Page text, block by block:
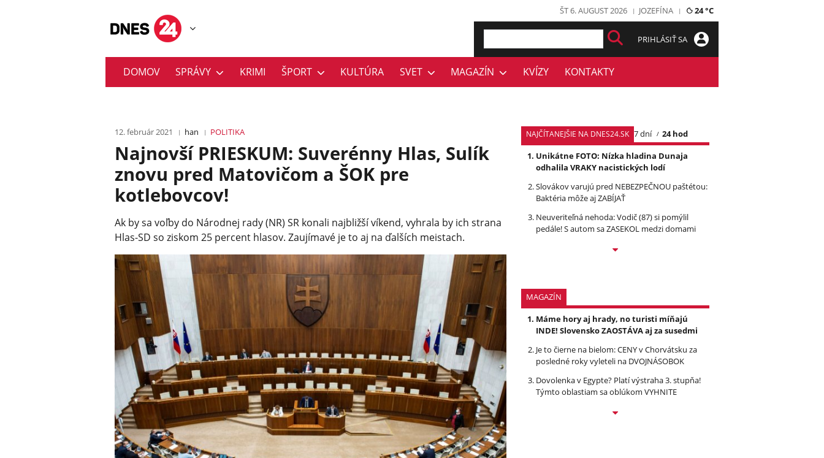
ŠT 6. AUGUST 2026 JOZEFÍNA 24 °C
PRIHLÁSIŤ SA
DOMOV SPRÁVY KRIMI ŠPORT KULTÚRA SVET MAGAZÍN KVÍZY KONTAKTY
12. február 2021 han POLITIKA
Najnovší PRIESKUM: Suverénny Hlas, Sulík
znovu pred Matovičom a ŠOK pre
kotlebovcov!
Ak by sa voľby do Národnej rady (NR) SR konali najbližší víkend, vyhrala by ich strana
Hlas-SD so ziskom 25 percent hlasov. Zaujímavé je to aj na ďalších meistach.
NAJČÍTANEJŠIE NA DNES24.SK 7 dní
24 hod
Unikátne FOTO: Nízka hladina Dunaja
odhalila VRAKY nacistických lodí
Slovákov varujú pred NEBEZPEČNOU paštétou:
Baktéria môže aj ZABÍJAŤ
Neuveriteľná nehoda: Vodič (87) si pomýlil
pedále! S autom sa ZASEKOL medzi domami
MAGAZÍN
Máme hory aj hrady, no turisti míňajú
INDE! Slovensko ZAOSTÁVA aj za susedmi
Je to čierne na bielom: CENY v Chorvátsku za
posledné roky vyleteli na DVOJNÁSOBOK
Dovolenka v Egypte? Platí výstraha 3. stupňa!
Týmto oblastiam sa oblúkom VYHNITE